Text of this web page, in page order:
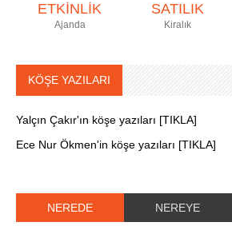
ETKİNLİK
Ajanda
SATILIK
Kiralık
KÖŞE YAZILARI
Yalçın Çakır'ın köşe yazıları [TIKLA]
Ece Nur Ökmen'in köşe yazıları [TIKLA]
NEREDE NEREYE